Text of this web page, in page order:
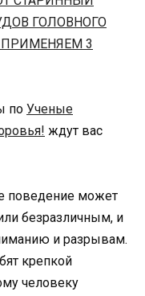
ГОЛОВНОГО
3
по Ученые
ждут вас
поведение может
безразличным, и
и разрывам.
крепкой
человеку